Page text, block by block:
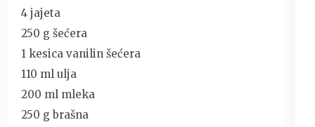
4 jajeta
250 g šećera
1 kesica vanilin šećera
110 ml ulja
200 ml mleka
250 g brašna